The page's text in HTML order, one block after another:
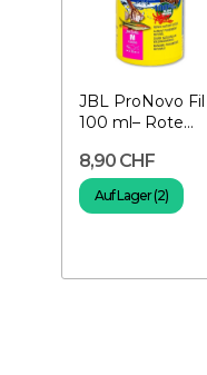
JBL ProNovo Fil
100 ml– Rote
8,90 CHF
Auf Lager (2)